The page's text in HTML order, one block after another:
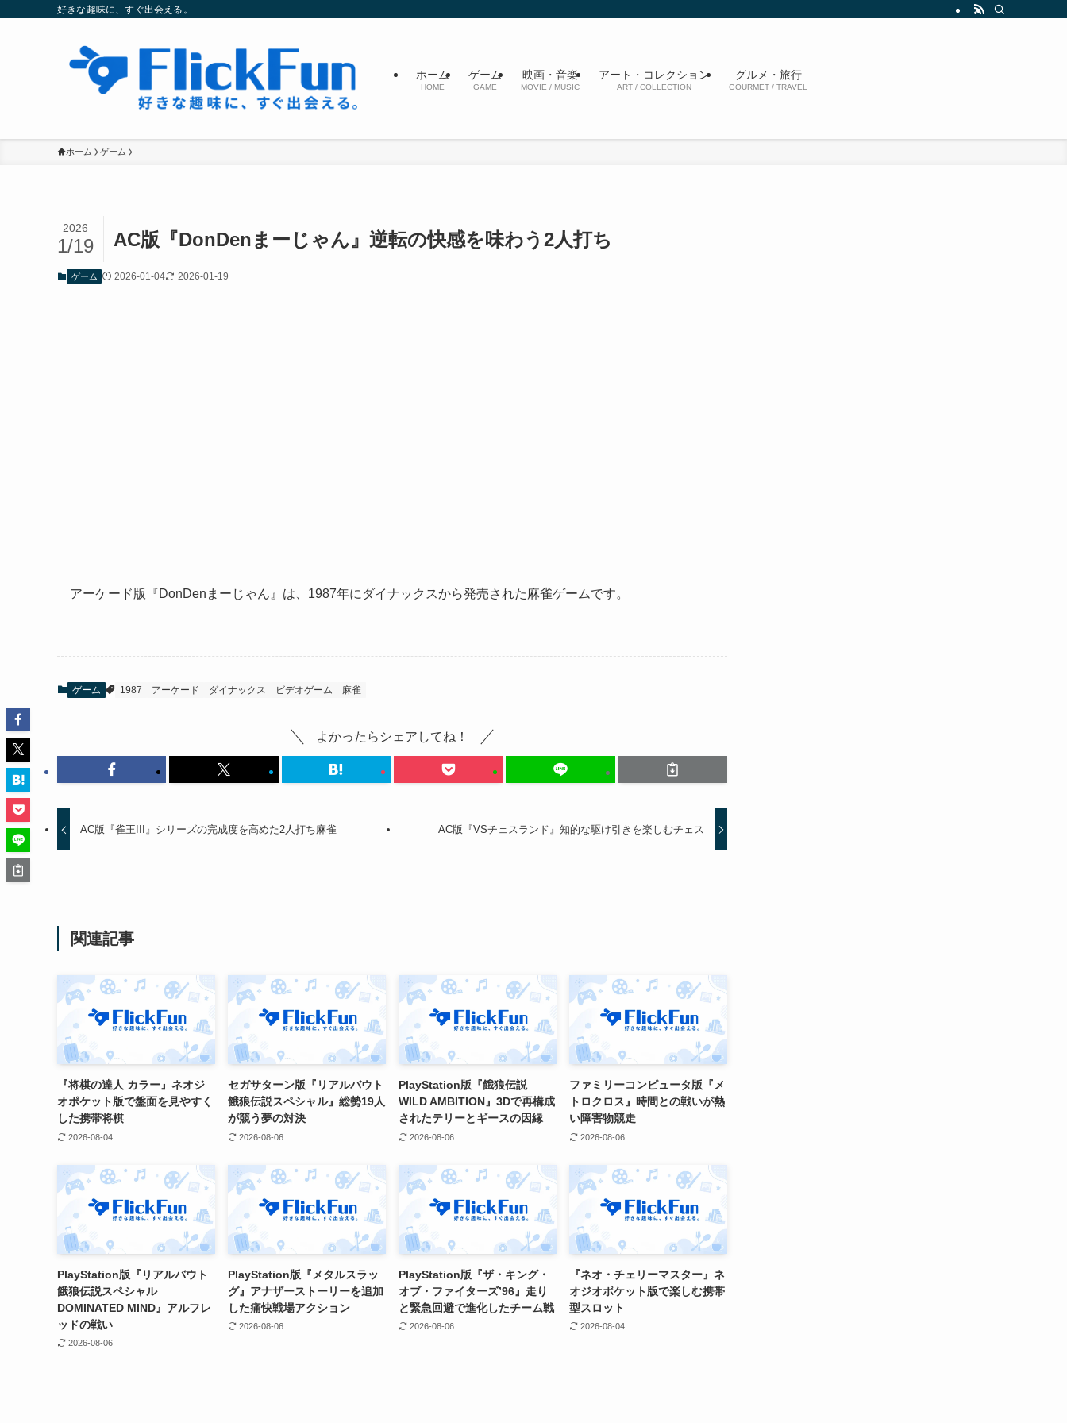
好きな趣味に、すぐ出会える。
ホーム
HOME
ゲーム
GAME
映画・音楽
MOVIE / MUSIC
アート・コレクション
ART / COLLECTION
グルメ・旅行
GOURMET / TRAVEL
ホーム ゲーム
AC版『DonDenまーじゃん』逆転の快感を味わう2人打ち
2026
1/19
ゲーム 2026-01-04 2026-01-19
アーケード版『DonDenまーじゃん』は、1987年にダイナックスから発売された麻雀ゲームです。
ゲーム 1987 アーケード ダイナックス ビデオゲーム 麻雀
よかったらシェアしてね！
AC版『雀王III』シリーズの完成度を高めた2人打ち麻雀 AC版『VSチェスランド』知的な駆け引きを楽しむチェス
関連記事
『将棋の達人 カラー』ネオジ
オポケット版で盤面を見やすく
した携帯将棋
2026-08-04
セガサターン版『リアルバウト
餓狼伝説スペシャル』総勢19人
が競う夢の対決
2026-08-06
PlayStation版『餓狼伝説
WILD AMBITION』3Dで再構成
されたテリーとギースの因縁
2026-08-06
ファミリーコンピュータ版『メ
トロクロス』時間との戦いが熱
い障害物競走
2026-08-06
PlayStation版『リアルバウト
餓狼伝説スペシャル
DOMINATED MIND』アルフレ
ッドの戦い
2026-08-06
PlayStation版『メタルスラッ
グ』アナザーストーリーを追加
した痛快戦場アクション
2026-08-06
PlayStation版『ザ・キング・
オブ・ファイターズ’96』走り
と緊急回避で進化したチーム戦
2026-08-06
『ネオ・チェリーマスター』ネ
オジオポケット版で楽しむ携帯
型スロット
2026-08-04